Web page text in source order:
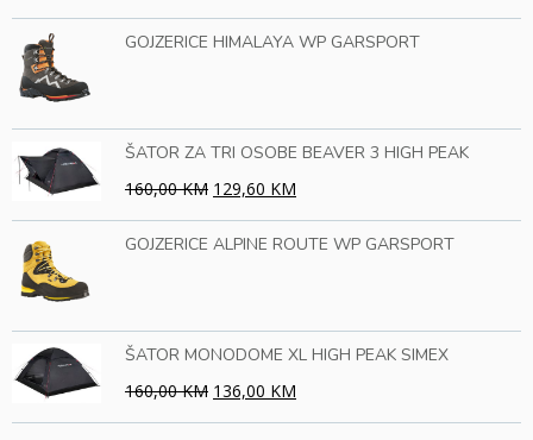
GOJZERICE HIMALAYA WP GARSPORT
ŠATOR ZA TRI OSOBE BEAVER 3 HIGH PEAK
160,00 KM 129,60 KM
GOJZERICE ALPINE ROUTE WP GARSPORT
ŠATOR MONODOME XL HIGH PEAK SIMEX
160,00 KM 136,00 KM